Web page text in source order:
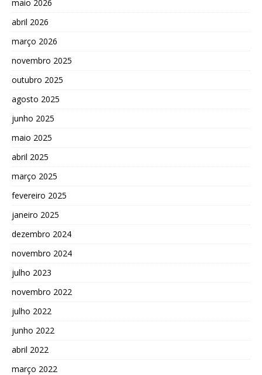
maio 2026
abril 2026
março 2026
novembro 2025
outubro 2025
agosto 2025
junho 2025
maio 2025
abril 2025
março 2025
fevereiro 2025
janeiro 2025
dezembro 2024
novembro 2024
julho 2023
novembro 2022
julho 2022
junho 2022
abril 2022
março 2022